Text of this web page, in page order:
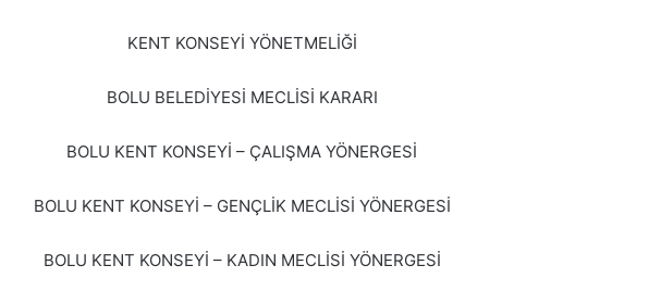
KENT KONSEYİ YÖNETMELİĞİ
BOLU BELEDİYESİ MECLİSİ KARARI
BOLU KENT KONSEYİ – ÇALIŞMA YÖNERGESİ
BOLU KENT KONSEYİ – GENÇLİK MECLİSİ YÖNERGESİ
BOLU KENT KONSEYİ – KADIN MECLİSİ YÖNERGESİ